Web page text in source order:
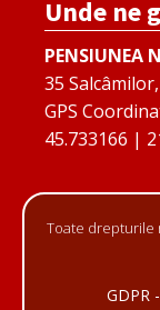
Unde ne
PENSIUNEA
35
GPS
45.733166 |
Toate drepturile
GDPR